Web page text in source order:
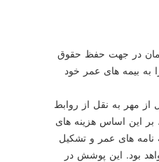
در جهت حفظ حقوق
به بیمه های عمر خود
مهر به نقل از روابط
این اساس هزینه های
نامه های عمر و تشكیل
بود. این پوشش در